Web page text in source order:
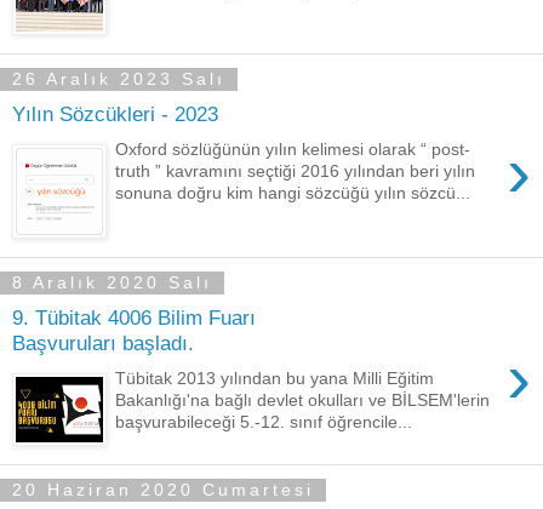
26 Aralık 2023 Salı
Yılın Sözcükleri - 2023
›
Oxford sözlüğünün yılın kelimesi olarak “ post-
truth ” kavramını seçtiği 2016 yılından beri yılın
sonuna doğru kim hangi sözcüğü yılın sözcü...
8 Aralık 2020 Salı
9. Tübitak 4006 Bilim Fuarı
Başvuruları başladı.
›
Tübitak 2013 yılından bu yana Milli Eğitim
Bakanlığı'na bağlı devlet okulları ve BİLSEM'lerin
başvurabileceği 5.-12. sınıf öğrencile...
20 Haziran 2020 Cumartesi